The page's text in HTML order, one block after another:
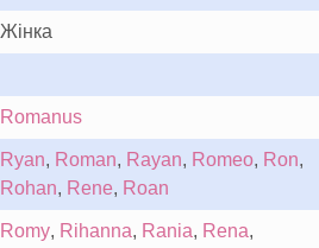
Жінка
Romanus
Ryan, Roman, Rayan, Romeo, Ron,
Rohan, Rene, Roan
Romy, Rihanna, Rania, Rena,